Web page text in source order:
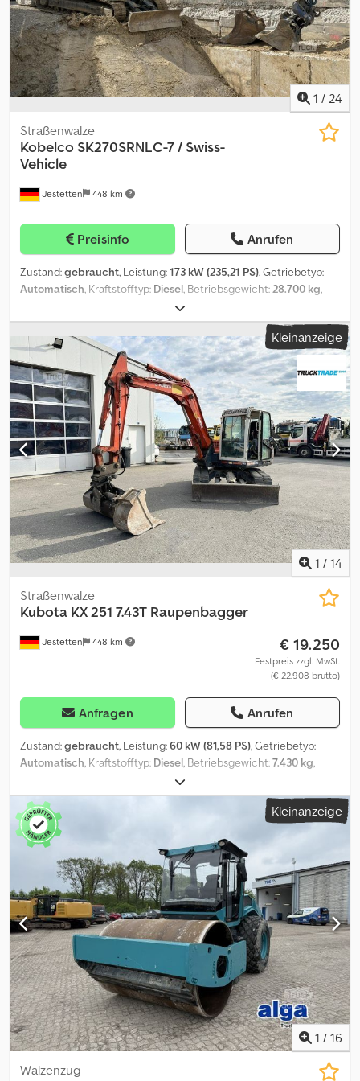
1 / 24
Jestetten 448 km
Straßenwalze
Kobelco SK270SRNLC-7 / Swiss-
Vehicle
Preisinfo Anrufen
Zustand:gebraucht, Leistung:173 kW (235,21 PS), Getriebetyp:
Automatisch, Kraftstofftyp: Diesel, Betriebsgewicht:28.700 kg,
, nächste Prüfung (TÜV):
Gesamtlänge:8.970 mm, Gesamtbreite:25.500 mm, Gesamthöhe:
31.800 mm, Ausstattung: Klimaanlage, Kleinanzeige
1 / 14
Jestetten 448 km
Straßenwalze
Kubota KX 251 7.43T Raupenbagger
€ 19.250
Festpreis zzgl. MwSt.
(€ 22.908 brutto)
Anfragen Anrufen
Zustand:gebraucht, Leistung:60 kW (81,58 PS), Getriebetyp:
Automatisch, Kraftstofftyp: Diesel, Betriebsgewicht:7.430 kg,
, Gesamtbreite:
Kleinanzeige
1 / 16
Walzenzug